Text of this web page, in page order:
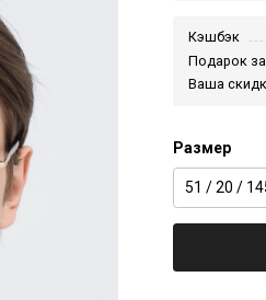
Кэшбэк
Подарок
Ваша
Размер
51 / 20 /